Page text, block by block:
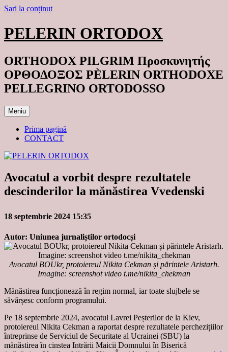
Sari la conținut
PELERIN ORTODOX
ORTHODOX PILGRIM Προσκυνητής
ΟΡΘΟΔΟΞΟΣ PÈLERIN ORTHODOXE
PELLEGRINO ORTODOSSO
Meniu
Prima pagină
CONTACT
Avocatul a vorbit despre rezultatele
descinderilor la mănăstirea Vvedenski
18 septembrie 2024 15:35
Autor: Uniunea jurnaliștilor ortodocși
Avocatul BOUkr, protoiereul Nikita Cekman și părintele Aristarh.
Imagine: screenshot video t.me/nikita_chekman
Mănăstirea funcționează în regim normal, iar toate slujbele se
săvârșesc conform programului.
Pe 18 septembrie 2024, avocatul Lavrei Peșterilor de la Kiev,
protoiereul Nikita Cekman a raportat despre rezultatele perchezițiilor
întreprinse de Serviciul de Securitate al Ucrainei (SBU) la
mănăstirea în cinstea Intrării Maicii Domnului în Biserică